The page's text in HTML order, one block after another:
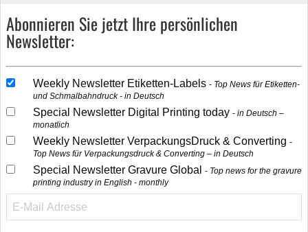
Abonnieren Sie jetzt Ihre persönlichen
Newsletter:
Weekly Newsletter Etiketten-Labels
Top News für Etiketten-
und Schmalbahndruck - in Deutsch
Special Newsletter Digital Printing today
in Deutsch –
monatlich
Weekly Newsletter VerpackungsDruck & Converting
Top News für Verpackungsdruck & Converting – in Deutsch
Special Newsletter Gravure Global
Top news for the gravure
printing industry in English - monthly